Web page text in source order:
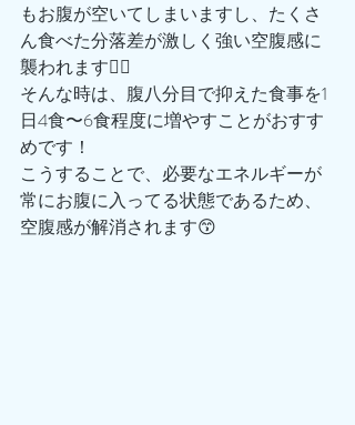
もお腹が空いてしまいますし、たくさ
ん食べた分落差が激しく強い空腹感に
襲われます😵‍💫
そんな時は、腹八分目で抑えた食事を1
日4食〜6食程度に増やすことがおすす
めです！
こうすることで、必要なエネルギーが
常にお腹に入ってる状態であるため、
空腹感が解消されます😙